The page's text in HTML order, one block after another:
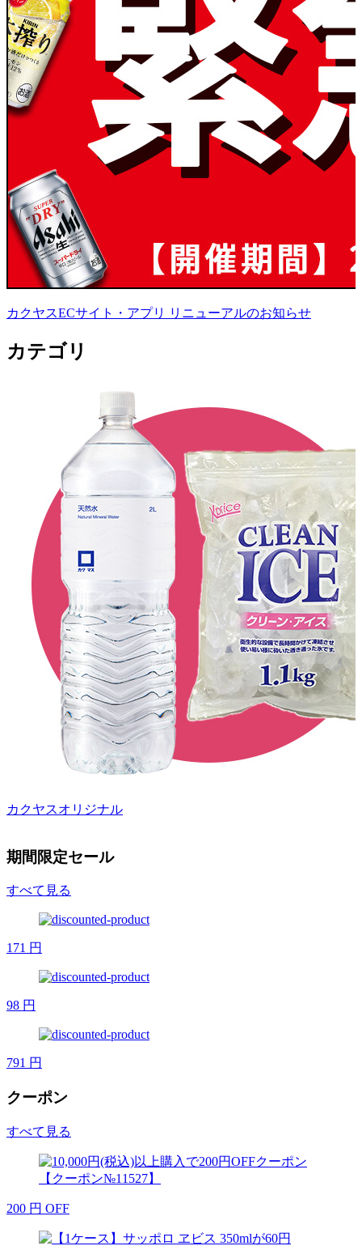
カクヤスECサイト・アプリ リニューアルのお知らせ
カテゴリ
カクヤスオリジナル
期間限定セール
すべて見る
171 円
98 円
791 円
クーポン
すべて見る
200 円 OFF